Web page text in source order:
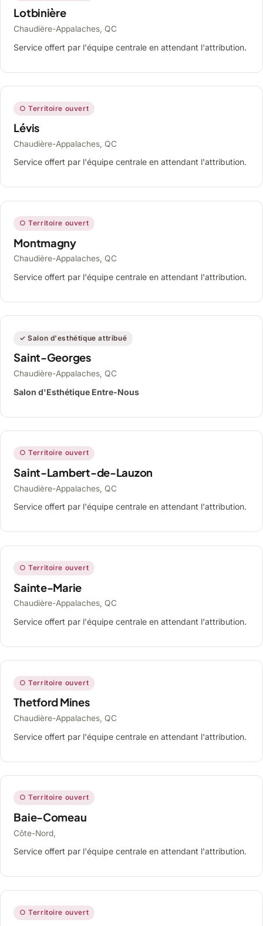
Lotbinière
Chaudière-Appalaches, QC
Service offert par l'équipe centrale en attendant l'attribution.
○ Territoire ouvert
Lévis
Chaudière-Appalaches, QC
Service offert par l'équipe centrale en attendant l'attribution.
○ Territoire ouvert
Montmagny
Chaudière-Appalaches, QC
Service offert par l'équipe centrale en attendant l'attribution.
✓ Salon d'esthétique attribué
Saint-Georges
Chaudière-Appalaches, QC
Salon d'Esthétique Entre-Nous
○ Territoire ouvert
Saint-Lambert-de-Lauzon
Chaudière-Appalaches, QC
Service offert par l'équipe centrale en attendant l'attribution.
○ Territoire ouvert
Sainte-Marie
Chaudière-Appalaches, QC
Service offert par l'équipe centrale en attendant l'attribution.
○ Territoire ouvert
Thetford Mines
Chaudière-Appalaches, QC
Service offert par l'équipe centrale en attendant l'attribution.
○ Territoire ouvert
Baie-Comeau
Côte-Nord,
Service offert par l'équipe centrale en attendant l'attribution.
○ Territoire ouvert